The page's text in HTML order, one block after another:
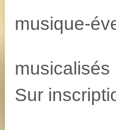
musique-
musicalisés
Sur